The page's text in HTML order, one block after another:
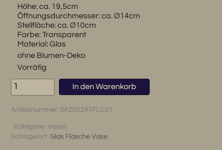
Höhe:ca. 19,5cm
Öffnungsdurchmesser:ca. Ø14cm
Stellfläche:ca. Ø10cm
Farbe:Transparent
Material:Glas
ohne Blumen-Deko
Vorrätig
Glas-
Vase
Deko
-
In den Warenkorb
Artikelnummer: SFZ02247FLO21
Kategorie: Vasen
Schlagwort:Glas Flasche Vase